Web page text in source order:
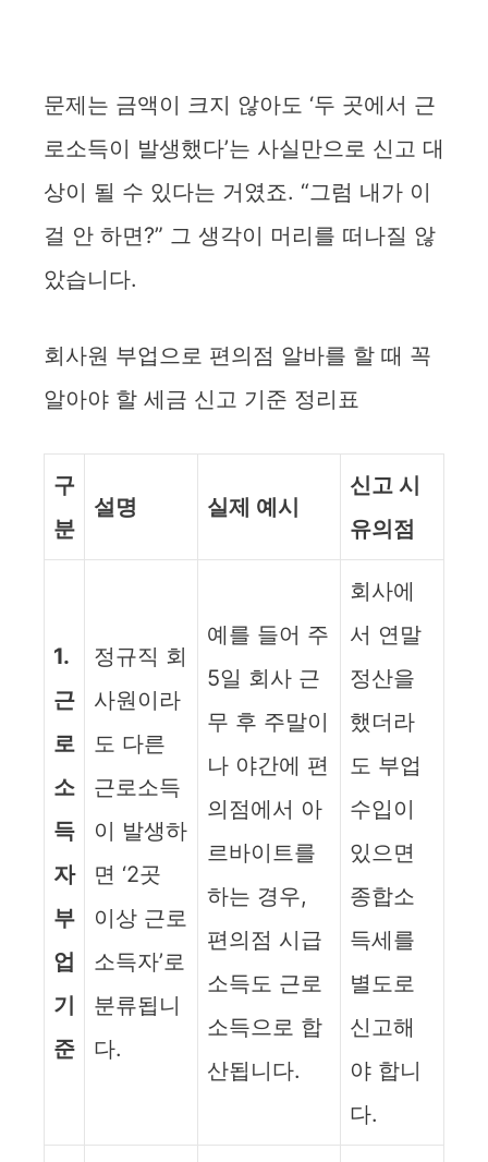
문제는 금액이 크지 않아도 ‘두 곳에서 근
로소득이 발생했다’는 사실만으로 신고 대
상이 될 수 있다는 거였죠. “그럼 내가 이
걸 안 하면?” 그 생각이 머리를 떠나질 않
았습니다.
회사원 부업으로 편의점 알바를 할 때 꼭
알아야 할 세금 신고 기준 정리표
구
분
설명 실제 예시
신고 시
유의점
1.
근
로
소
득
자
부
업
기
준
정규직 회
사원이라
도 다른
근로소득
이 발생하
면 ‘2곳
이상 근로
소득자’로
분류됩니
다.
예를 들어 주
5일 회사 근
무 후 주말이
나 야간에 편
의점에서 아
르바이트를
하는 경우,
편의점 시급
소득도 근로
소득으로 합
산됩니다.
회사에
서 연말
정산을
했더라
도 부업
수입이
있으면
종합소
득세를
별도로
신고해
야 합니
다.